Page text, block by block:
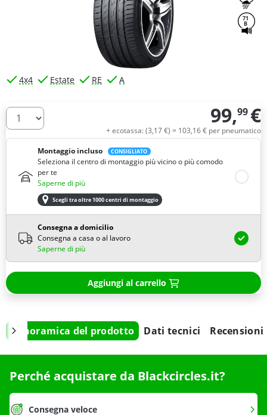
71
B
4x4 Estate RE A
Quantità 99,99 €
+ ecotassa: (3,17€) = 103,16€ per pneumatico
Montaggio incluso
CONSIGLIATO
Seleziona il centro di montaggio più vicino o più comodo
per te
Saperne di più
Scegli tra oltre 1000 centri di montaggio
Consegna a domicilio
Consegna a casa o al lavoro
Saperne di più
Aggiungi al carrello
Panoramica del prodotto Dati tecnici Recensioni
Perché acquistare da Blackcircles.it?
Consegna veloce